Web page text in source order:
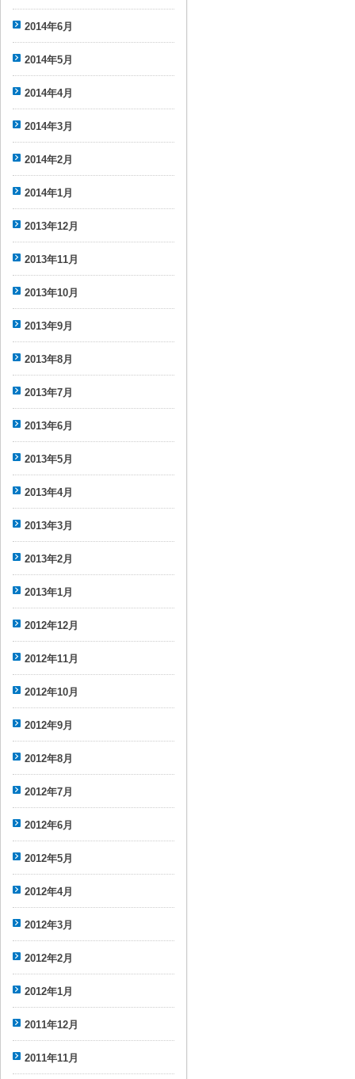
2014年6月
2014年5月
2014年4月
2014年3月
2014年2月
2014年1月
2013年12月
2013年11月
2013年10月
2013年9月
2013年8月
2013年7月
2013年6月
2013年5月
2013年4月
2013年3月
2013年2月
2013年1月
2012年12月
2012年11月
2012年10月
2012年9月
2012年8月
2012年7月
2012年6月
2012年5月
2012年4月
2012年3月
2012年2月
2012年1月
2011年12月
2011年11月